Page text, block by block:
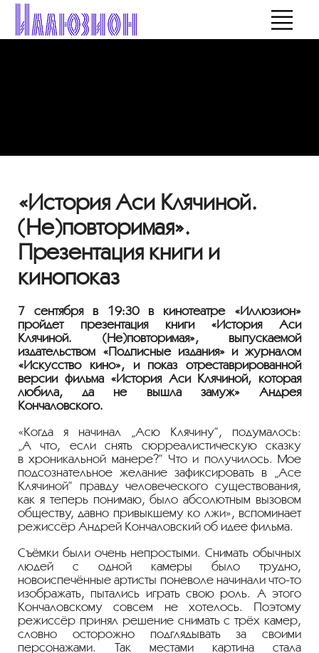
«История Аси Клячиной.
(Не)повторимая».
Презентация книги и
кинопоказ
7 сентября в 19:30 в кинотеатре «Иллюзион»
пройдет презентация книги «История Аси
Клячиной. (Не)повторимая», выпускаемой
издательством «Подписные издания» и журналом
«Искусство кино», и показ отреставрированной
версии фильма «История Аси Клячиной, которая
любила, да не вышла замуж» Андрея
Кончаловского.
«Когда я начинал „Асю Клячину“, подумалось:
„А что, если снять сюрреалистическую сказку
в хроникальной манере?“ Что и получилось. Мое
подсознательное желание зафиксировать в „Асе
Клячиной“ правду человеческого существования,
как я теперь понимаю, было абсолютным вызовом
обществу, давно привыкшему ко лжи», вспоминает
режиссёр Андрей Кончаловский об идее фильма.
Съёмки были очень непростыми. Снимать обычных
людей с одной камеры было трудно,
новоиспечённые артисты поневоле начинали что-то
изображать, пытались играть свою роль. А этого
Кончаловскому совсем не хотелось. Поэтому
режиссёр принял решение снимать с трёх камер,
словно осторожно подглядывать за своими
персонажами. Так местами картина стала